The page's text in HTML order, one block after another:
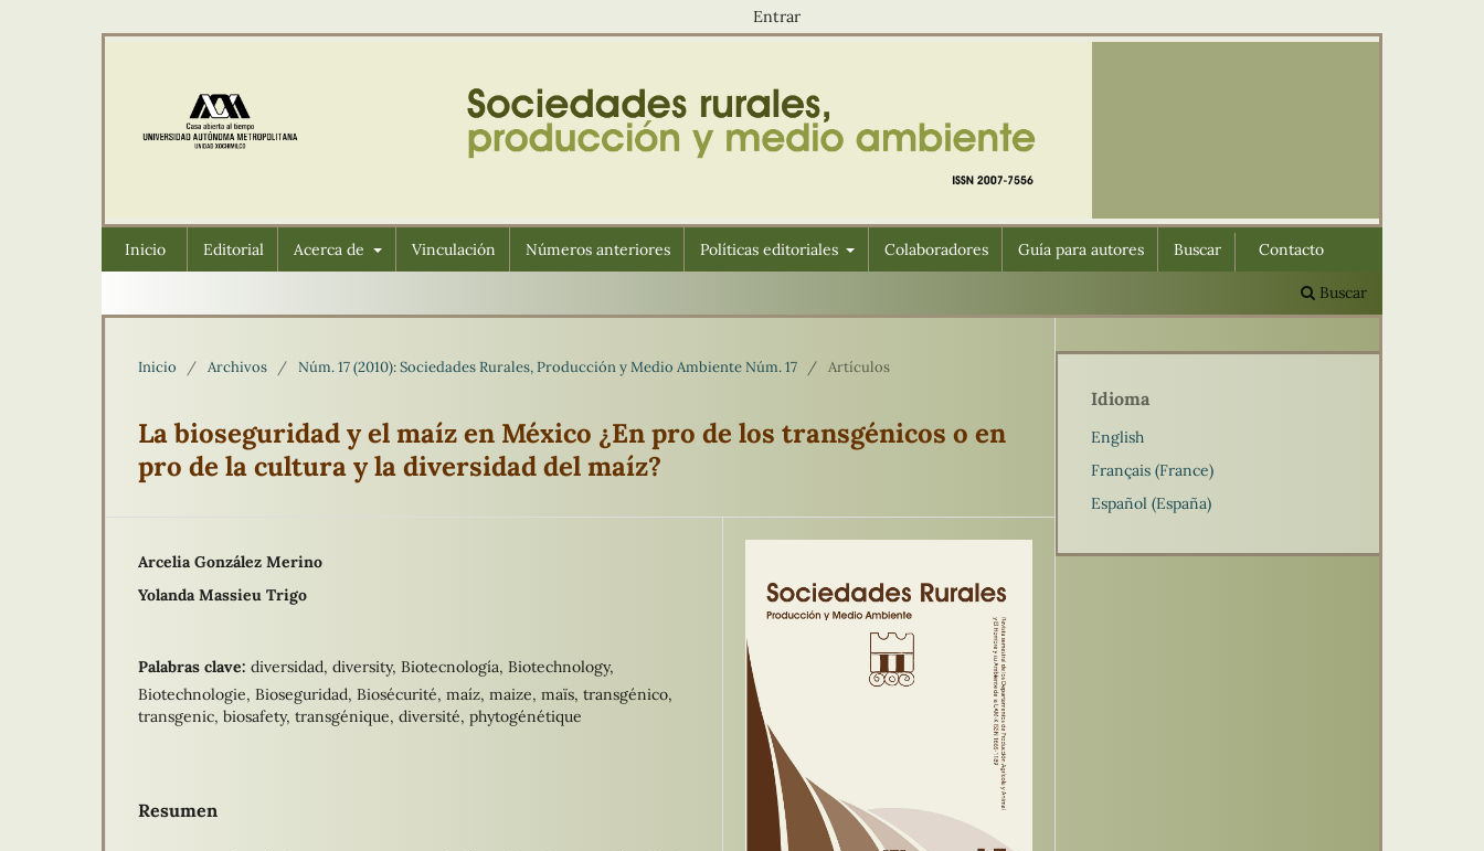
Inicio Editorial Acerca de Vinculación Números anteriores Políticas editoriales Colaboradores Guía para autores Buscar Contacto
Buscar
Entrar
Inicio / Archivos / Núm. 17 (2010): Sociedades Rurales, Producción y Medio Ambiente Núm. 17 / Artículos
La bioseguridad y el maíz en México ¿En pro de los transgénicos o en
pro de la cultura y la diversidad del maíz?
Arcelia González Merino
Yolanda Massieu Trigo
Palabras clave: diversidad, diversity, Biotecnología, Biotechnology,
Biotechnologie, Bioseguridad, Biosécurité, maíz, maize, maïs, transgénico,
transgenic, biosafety, transgénique, diversité, phytogénétique
Resumen
Idioma
English
Français (France)
Español (España)